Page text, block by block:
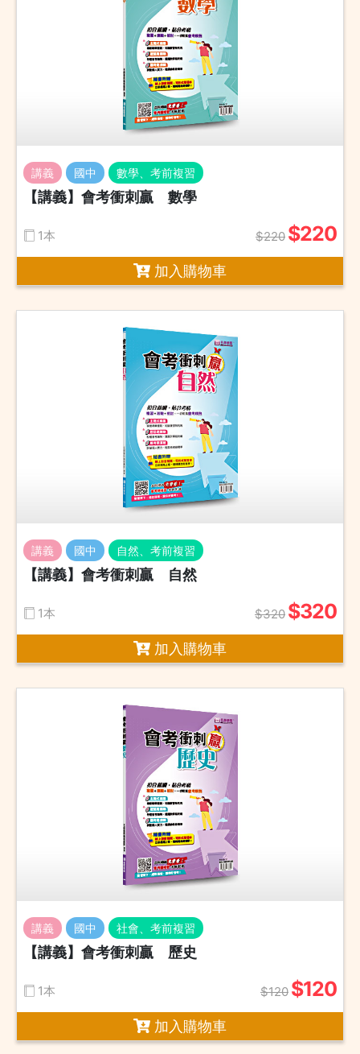
講義 國中 數學、考前複習
【講義】會考衝刺贏 數學
1本 $220 $220
加入購物車
講義 國中 自然、考前複習
【講義】會考衝刺贏 自然
1本 $320 $320
加入購物車
講義 國中 社會、考前複習
【講義】會考衝刺贏 歷史
1本 $120 $120
加入購物車